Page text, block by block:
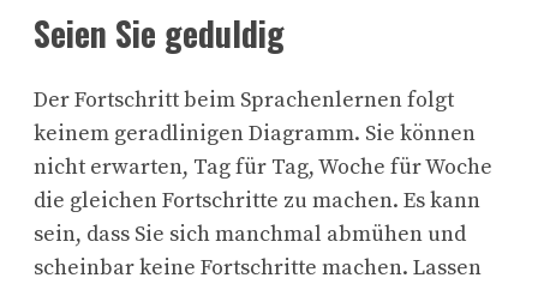
Seien Sie geduldig
Der Fortschritt beim Sprachenlernen folgt
keinem geradlinigen Diagramm. Sie können
nicht erwarten, Tag für Tag, Woche für Woche
die gleichen Fortschritte zu machen. Es kann
sein, dass Sie sich manchmal abmühen und
scheinbar keine Fortschritte machen. Lassen